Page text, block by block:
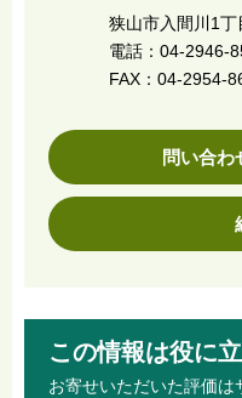
狭山市入間川1
電話：04-2946-
FAX：04-2954-
問い合わ
この情報は役に
お寄せいただいた評価は